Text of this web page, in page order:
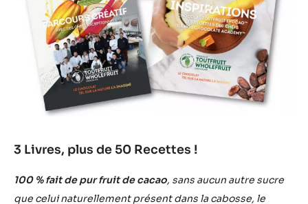
3 Livres, plus de 50 Recettes !
100 % fait de pur fruit de cacao, sans aucun autre sucre
que celui naturellement présent dans la cabosse, le